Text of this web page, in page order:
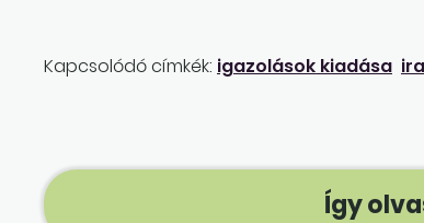
Kapcsolódó címkék: igazolások kiadása
Így